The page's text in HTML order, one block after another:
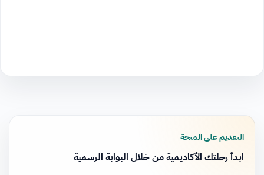
التقديم على المنحة
ابدأ رحلتك الأكاديمية من خلال البوابة الرسمية